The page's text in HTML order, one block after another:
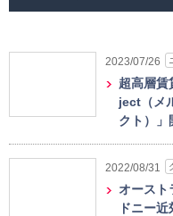
2023/07/26
超高層
ject（メ
クト）」
2022/08/31
オースト
ドニー